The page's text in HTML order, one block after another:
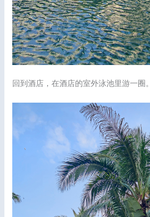
回到酒店，在酒店的室外泳池里游一圈。